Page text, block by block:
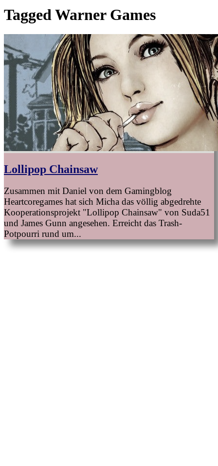
Tagged Warner Games
Lollipop Chainsaw
Zusammen mit Daniel von dem Gamingblog
Heartcoregames hat sich Micha das völlig abgedrehte
Kooperationsprojekt "Lollipop Chainsaw" von Suda51
und James Gunn angesehen. Erreicht das Trash-
Potpourri rund um...